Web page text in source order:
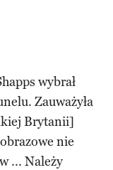
wybrał
Zauważyła
Brytanii]
nie
... Należy